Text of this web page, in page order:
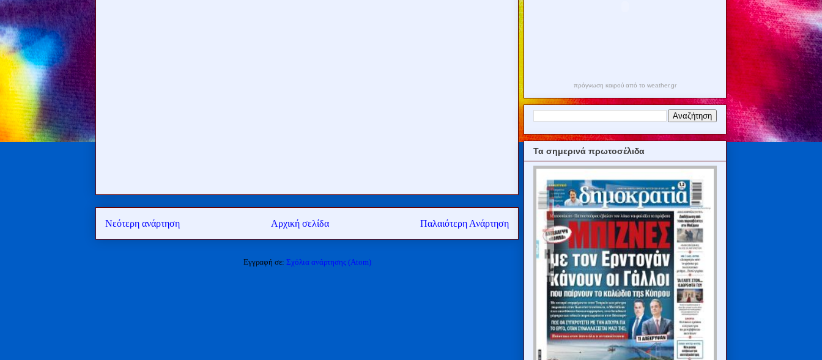
Νεότερη ανάρτηση Παλαιότερη Ανάρτηση
Αρχική σελίδα
Εγγραφή σε: Σχόλια ανάρτησης (Atom)
πρόγνωση καιρού από το weather.gr
Τα σημερινά πρωτοσέλιδα